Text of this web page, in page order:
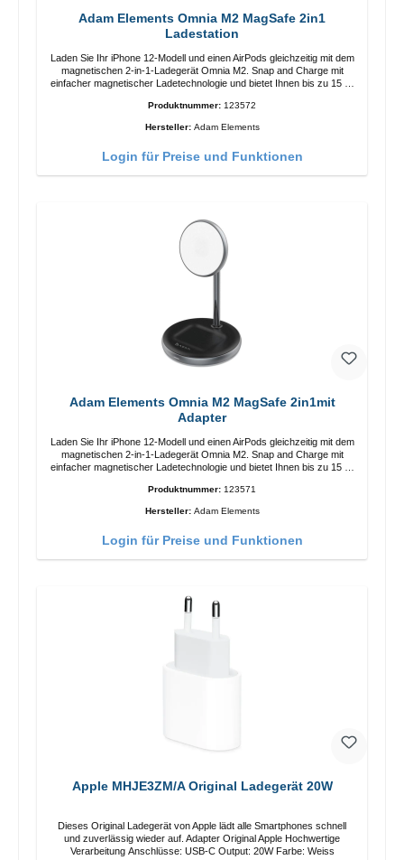
Adam Elements Omnia M2 MagSafe 2in1
Ladestation
Laden Sie Ihr iPhone 12-Modell und einen AirPods gleichzeitig mit dem
magnetischen 2-in-1-Ladegerät Omnia M2. Snap and Charge mit
einfacher magnetischer Ladetechnologie und bietet Ihnen bis zu 15 W
ermöglicht das Design mit einstellbarem Ladewinkel eine einfache
Anpassung der Ladeposition für das iPhone 12 für das beste Erlebnis.
Serie Laden Sie Ihr iPhone bequem vertikal oder horizontal auf Auf
Produktnummer: 123572
Hersteller: Adam Elements
Login für Preise und Funktionen
Adam Elements Omnia M2 MagSafe 2in1mit
Adapter
Laden Sie Ihr iPhone 12-Modell und einen AirPods gleichzeitig mit dem
magnetischen 2-in-1-Ladegerät Omnia M2. Snap and Charge mit
einfacher magnetischer Ladetechnologie und bietet Ihnen bis zu 15 W
ermöglicht das Design mit einstellbarem Ladewinkel eine einfache
Anpassung der Ladeposition für das iPhone 12 für das beste Erlebnis.
Serie Laden Sie Ihr iPhone bequem vertikal oder horizontal auf Auf
Produktnummer: 123571
Hersteller: Adam Elements
Login für Preise und Funktionen
Apple MHJE3ZM/A Original Ladegerät 20W
Dieses Original Ladegerät von Apple lädt alle Smartphones schnell
und zuverlässig wieder auf. Adapter Original Apple Hochwertige
Verarbeitung Anschlüsse: USB-C Output: 20W Farbe: Weiss